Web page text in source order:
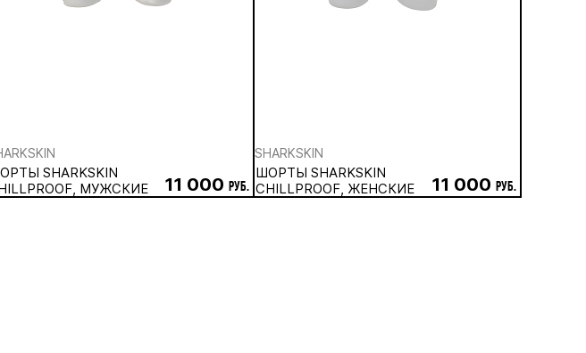
SHARKSKIN
МУЖСКИЕ
11 000 руб.
SHARKSKIN
ШОРТЫ SHARKSKIN
CHILLPROOF, ЖЕНСКИЕ
11 000 руб.